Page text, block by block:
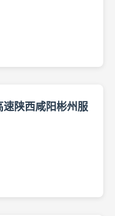
陕西咸阳彬州服